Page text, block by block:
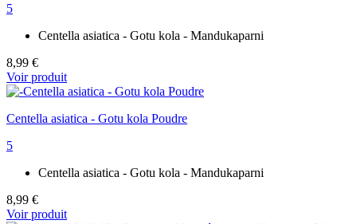
5
Centella asiatica - Gotu kola - Mandukaparni
8,99 €
Voir produit
Centella asiatica - Gotu kola Poudre
5
Centella asiatica - Gotu kola - Mandukaparni
8,99 €
Voir produit